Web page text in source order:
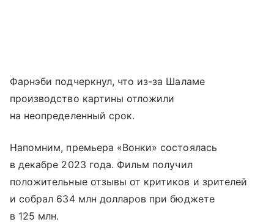
Фарнэби подчеркнул, что из-за Шаламе
производство картины отложили
на неопределенный срок.
Напомним, премьера «Вонки» состоялась
в декабре 2023 года. Фильм получил
положительные отзывы от критиков и зрителей
и собрал 634 млн долларов при бюджете
в 125 млн.